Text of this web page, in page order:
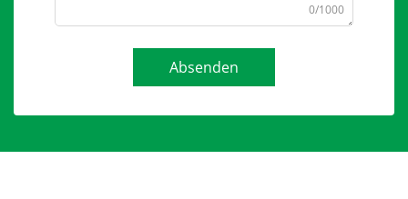
0/1000
Absenden